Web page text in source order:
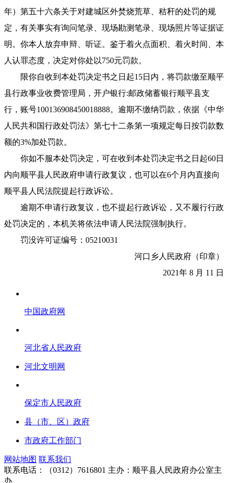
年）第五十六条关于对建城区外焚烧荒草、秸秆的处罚的规
定，有关事实有询问笔录、现场勘测笔录、现场照片等证据证
明。你本人放弃申辩、听证。鉴于着火点面积、着火时间、本
人认罪态度，决定对你处以750元罚款。
限你自收到本处罚决定书之日起15日内，将罚款缴至顺平
县行政事业收费管理局，开户银行:邮政储蓄银行顺平县支
行，账号100136908450018888。逾期不缴纳罚款，依据《中华
人民共和国行政处罚法》第七十二条第一项规定每日按罚款数
额的3%加处罚款。
你如不服本处罚决定，可在收到本处罚决定书之日起60日
内向顺平县人民政府申请行政复议，也可以在6个月内直接向
顺平县人民法院提起行政诉讼。
逾期不申请行政复议，也不提起行政诉讼，又不履行行政
处罚决定的，本机关将依法申请人民法院强制执行。
罚没许可证编号：05210031
河口乡人民政府（印章）
2021年 8 月 11 日
中国政府网
河北省人民政府
河北文明网
保定市人民政府
县（市、区）政府
市政府工作部门
网站地图 联系我们
联系电话：（0312）7616801 主办：顺平县人民政府办公室主
办